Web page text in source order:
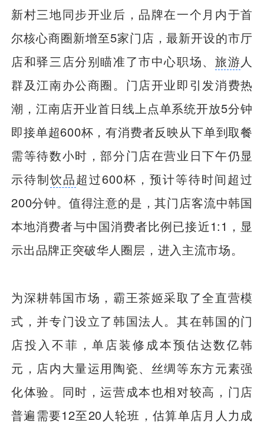
新村三地同步开业后，品牌在一个月内于首
尔核心商圈新增至5家门店，最新开设的市厅
店和驿三店分别瞄准了市中心职场、 旅游人
群及江南办公商圈。门店开业即引发消费热
潮，江南店开业首日线上点单系统开放5分钟
即接单超600杯，有消费者反映从下单到取餐
需等待数小时，部分门店在营业日下午仍显
示待制饮品超过600杯，预计等待时间超过
200分钟。值得注意的是，其门店客流中韩国
本地消费者与中国消费者比例已接近1:1，显
示出品牌正突破华人圈层，进入主流市场。
为深耕韩国市场，霸王茶姬采取了全直营模
式，并专门设立了韩国法人。其在韩国的门
店投入不菲，单店装修成本预估达数亿韩
元，店内大量运用陶瓷、丝绸等东方元素强
化体验。同时，运营成本也相对较高，门店
普遍需要12至20人轮班，估算单店月人力成